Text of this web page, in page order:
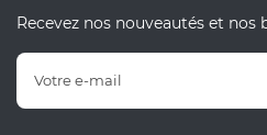
Recevez nos nouveautés et nos